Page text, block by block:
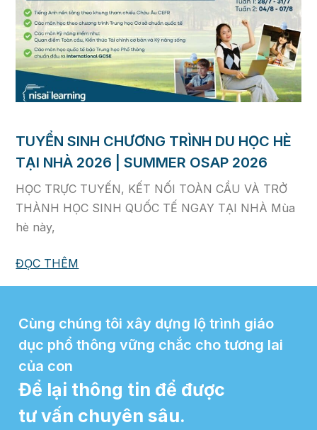
TUYỂN SINH CHƯƠNG TRÌNH DU HỌC HÈ
TẠI NHÀ 2026 | SUMMER OSAP 2026
HỌC TRỰC TUYẾN, KẾT NỐI TOÀN CẦU VÀ TRỞ
THÀNH HỌC SINH QUỐC TẾ NGAY TẠI NHÀ Mùa
hè này,
ĐỌC THÊM
Cùng chúng tôi xây dựng lộ trình giáo
dục phổ thông vững chắc cho tương lai
của con
Để lại thông tin để được
tư vấn chuyên sâu.​